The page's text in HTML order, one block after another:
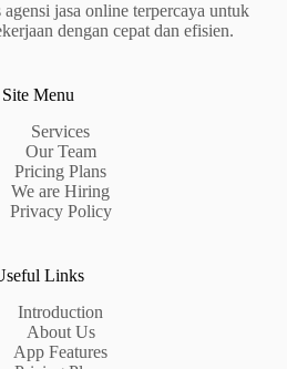
agensi jasa online terpercaya untuk
dengan cepat dan efisien.
Site Menu
Services
Our Team
Pricing Plans
We are Hiring
Privacy Policy
Links
Introduction
About Us
App Features